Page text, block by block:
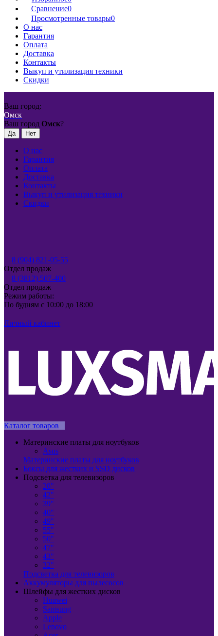
Сравнение0
Просмотренные товары0
О нас
Гарантия
Оплата
Доставка
Контакты
Выкуп и утилизация техники
Скидки
Ваш город:
Омск
Ваш город Омск?
О нас
Гарантия
Оплата
Доставка
Контакты
Выкуп и утилизация техники
Скидки
8 (904) 821-05-55
Отдел продаж
8 (3812) 507-400
Отдел продаж
Режим работы:
По будням с 10:00 до 18:00
Личный кабинет
Каталог товаров
Материнские платы для ноутбуков
Asus
Материнские платы для ноутбуков
Боксы для жестких и SSD дисков
Подсветка для телевизоров
28"
42"
39"
40"
49"
55"
50"
47"
43"
32"
Подсветка для телевизоров
Аккумуляторы для пылесосов
Шлейфы для жестких дисков
Huawei
Samsung
Apple
Lenovo